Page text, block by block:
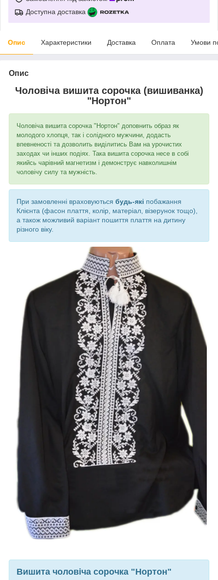
Доступна доставка
Опис Характеристики Доставка Оплата Умови
Опис
Чоловіча вишита сорочка (вишиванка)
"Нортон"
Чоловіча вишита сорочка "Нортон" доповнить образ як
молодого хлопця, так і солідного мужчини, додасть
впевненості та дозволить виділитись Вам на урочистих
заходах чи інших подіях. Така вишита сорочка несе в собі
якийсь чарівний магнетизм і демонструє навколишнім
чоловічу силу та мужність.
При замовленні враховуються будь-які побажання
Клієнта (фасон плаття, колір, матеріал, візерунок тощо),
а також можливий варіант пошиття плаття на дитину
різного віку.
Вишита чоловіча сорочка "Нортон"